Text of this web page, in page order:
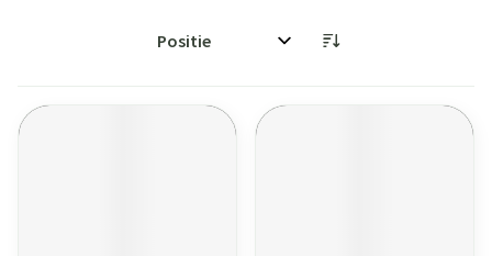
Sorteer op: